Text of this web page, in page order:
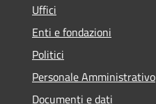
Uffici
Enti e fondazioni
Politici
Personale Amministrativo
Documenti e dati